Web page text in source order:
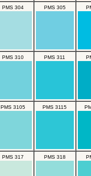
PMS 304 PMS 305
PMS 310 PMS 311
PMS 3105 PMS 3115
PMS 317 PMS 318